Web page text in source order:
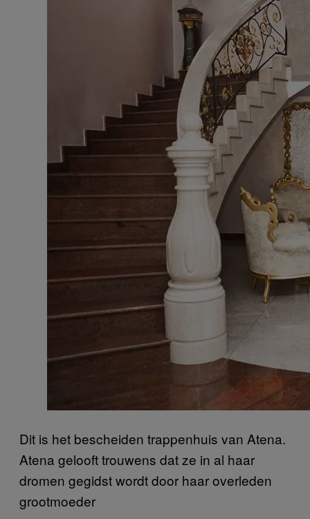
Dit is het bescheiden trappenhuis van Atena.
Atena gelooft trouwens dat ze in al haar
dromen gegidst wordt door haar overleden
grootmoeder